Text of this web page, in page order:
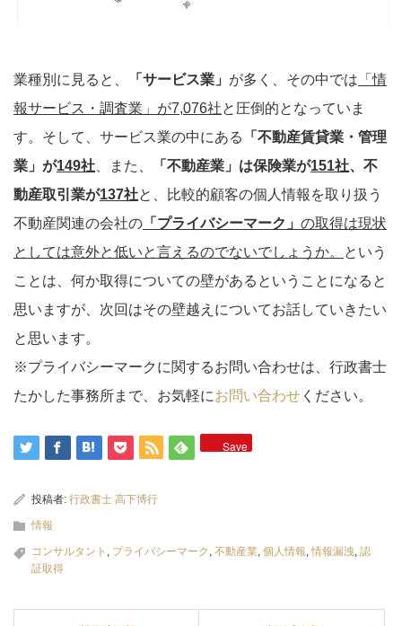
業種別に見ると、 「サービス業」 が多く、その中では 「情
報サービス・調査業」が7,076社と圧倒的となっていま
す。そして、サービス業の中にある
「不動産賃貸業・管理
業」が149社 、また、 「不動産業」は保険業が151社、不
動産取引業が137社と、比較的顧客の個人情報を取り扱う
不動産関連の会社の 「プライバシーマーク」 の取得は現状
としては意外と低いと言えるのでないでしょうか。
という
ことは、何か取得についての壁があるということになると
思いますが、次回はその壁越えについてお話していきたい
と思います。
※プライバシーマークに関するお問い合わせは、行政書士
たかした事務所まで、お気軽にお問い合わせ ください。
Save
投稿者: 行政書士 高下博行
情報
コンサルタント , プライバシーマーク , 不動産業, 個人情報, 情報漏洩, 認
証取得